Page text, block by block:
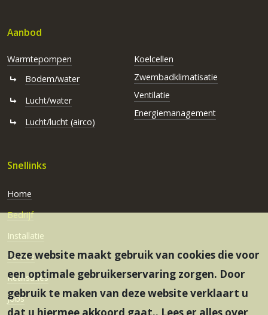
Aanbod
Warmtepompen
Bodem/water
Lucht/water
Lucht/lucht (airco)
Koelcellen
Zwembadklimatisatie
Ventilatie
Energiemanagement
Snellinks
Home
Bedrijf
Installatie
Service
Realisaties
Jobs
Deze website maakt gebruik van cookies die voor
een optimale gebruikerservaring zorgen. Door
gebruik te maken van deze website verklaart u